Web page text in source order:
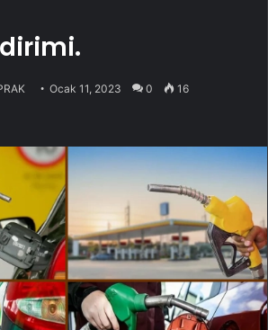
Ocak 11, 2023 0 16